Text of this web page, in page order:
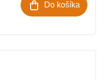
Do košíka